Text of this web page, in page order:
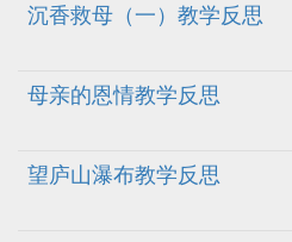
沉香救母（一）教学反思
母亲的恩情教学反思
望庐山瀑布教学反思